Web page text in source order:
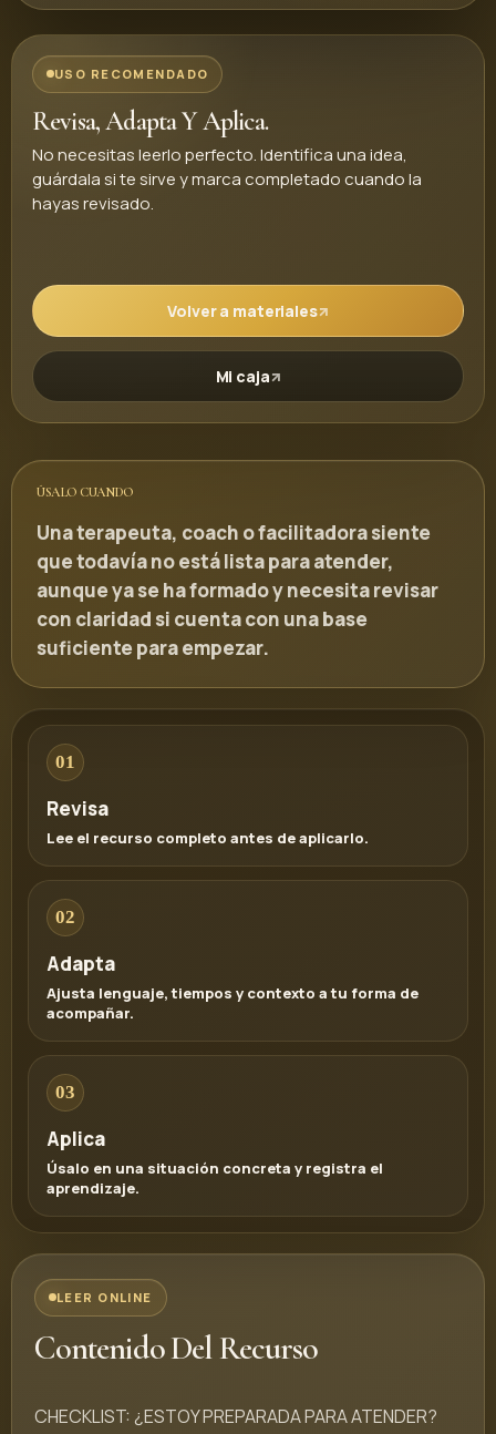
USO RECOMENDADO
Revisa, Adapta Y Aplica.
No necesitas leerlo perfecto. Identifica una idea,
guárdala si te sirve y marca completado cuando la
hayas revisado.
Volver a materiales
Mi caja
ÚSALO CUANDO
Una terapeuta, coach o facilitadora siente
que todavía no está lista para atender,
aunque ya se ha formado y necesita revisar
con claridad si cuenta con una base
suficiente para empezar.
01
Revisa
Lee el recurso completo antes de aplicarlo.
02
Adapta
Ajusta lenguaje, tiempos y contexto a tu forma de
acompañar.
03
Aplica
Úsalo en una situación concreta y registra el
aprendizaje.
LEER ONLINE
Contenido Del Recurso
CHECKLIST: ¿ESTOY PREPARADA PARA ATENDER?